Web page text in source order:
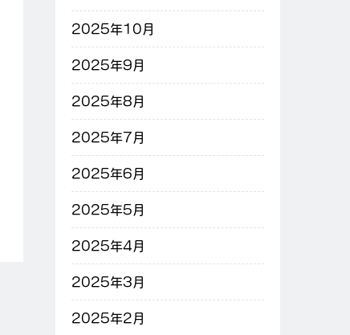
2025年10月
2025年9月
2025年8月
2025年7月
2025年6月
2025年5月
2025年4月
2025年3月
2025年2月